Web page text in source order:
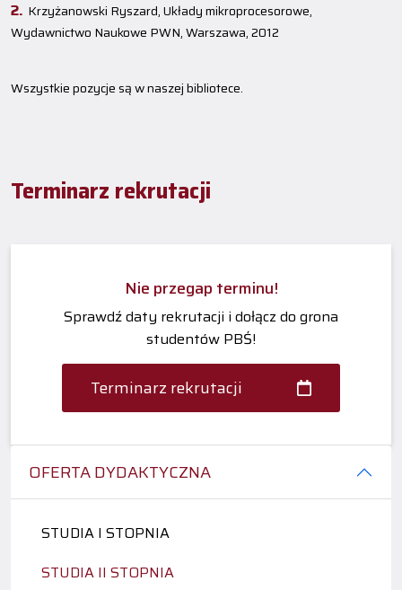
OFERTA DYDAKTYCZNA
STUDIA I STOPNIA
STUDIA II STOPNIA
Krzyżanowski Ryszard, Układy mikroprocesorowe,
Wydawnictwo Naukowe PWN, Warszawa, 2012
Wszystkie pozycje są w naszej bibliotece.
Terminarz rekrutacji
Nie przegap terminu!
Sprawdź daty rekrutacji i dołącz do grona
studentów PBŚ!
Terminarz rekrutacji